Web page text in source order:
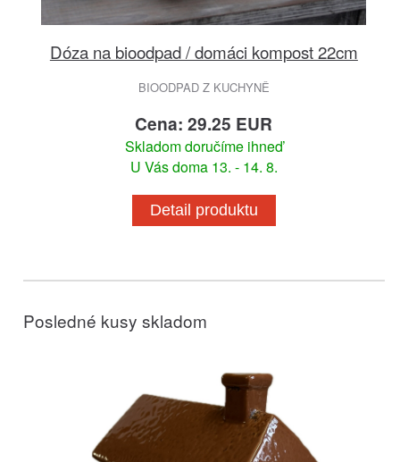
Dóza na bioodpad / domáci kompost 22cm
BIOODPAD Z KUCHYNĚ
Cena: 29.25 EUR
Skladom doručíme ihneď
U Vás doma 13. - 14. 8.
Detail produktu
Posledné kusy skladom